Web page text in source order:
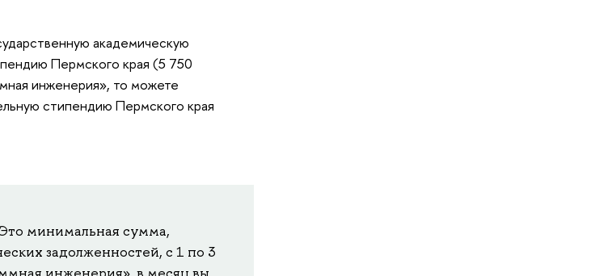
академическую
Пермского края (5 750
инженерия», то можете
стипендию Пермского края
минимальная сумма,
задолженностей, с 1 по 3